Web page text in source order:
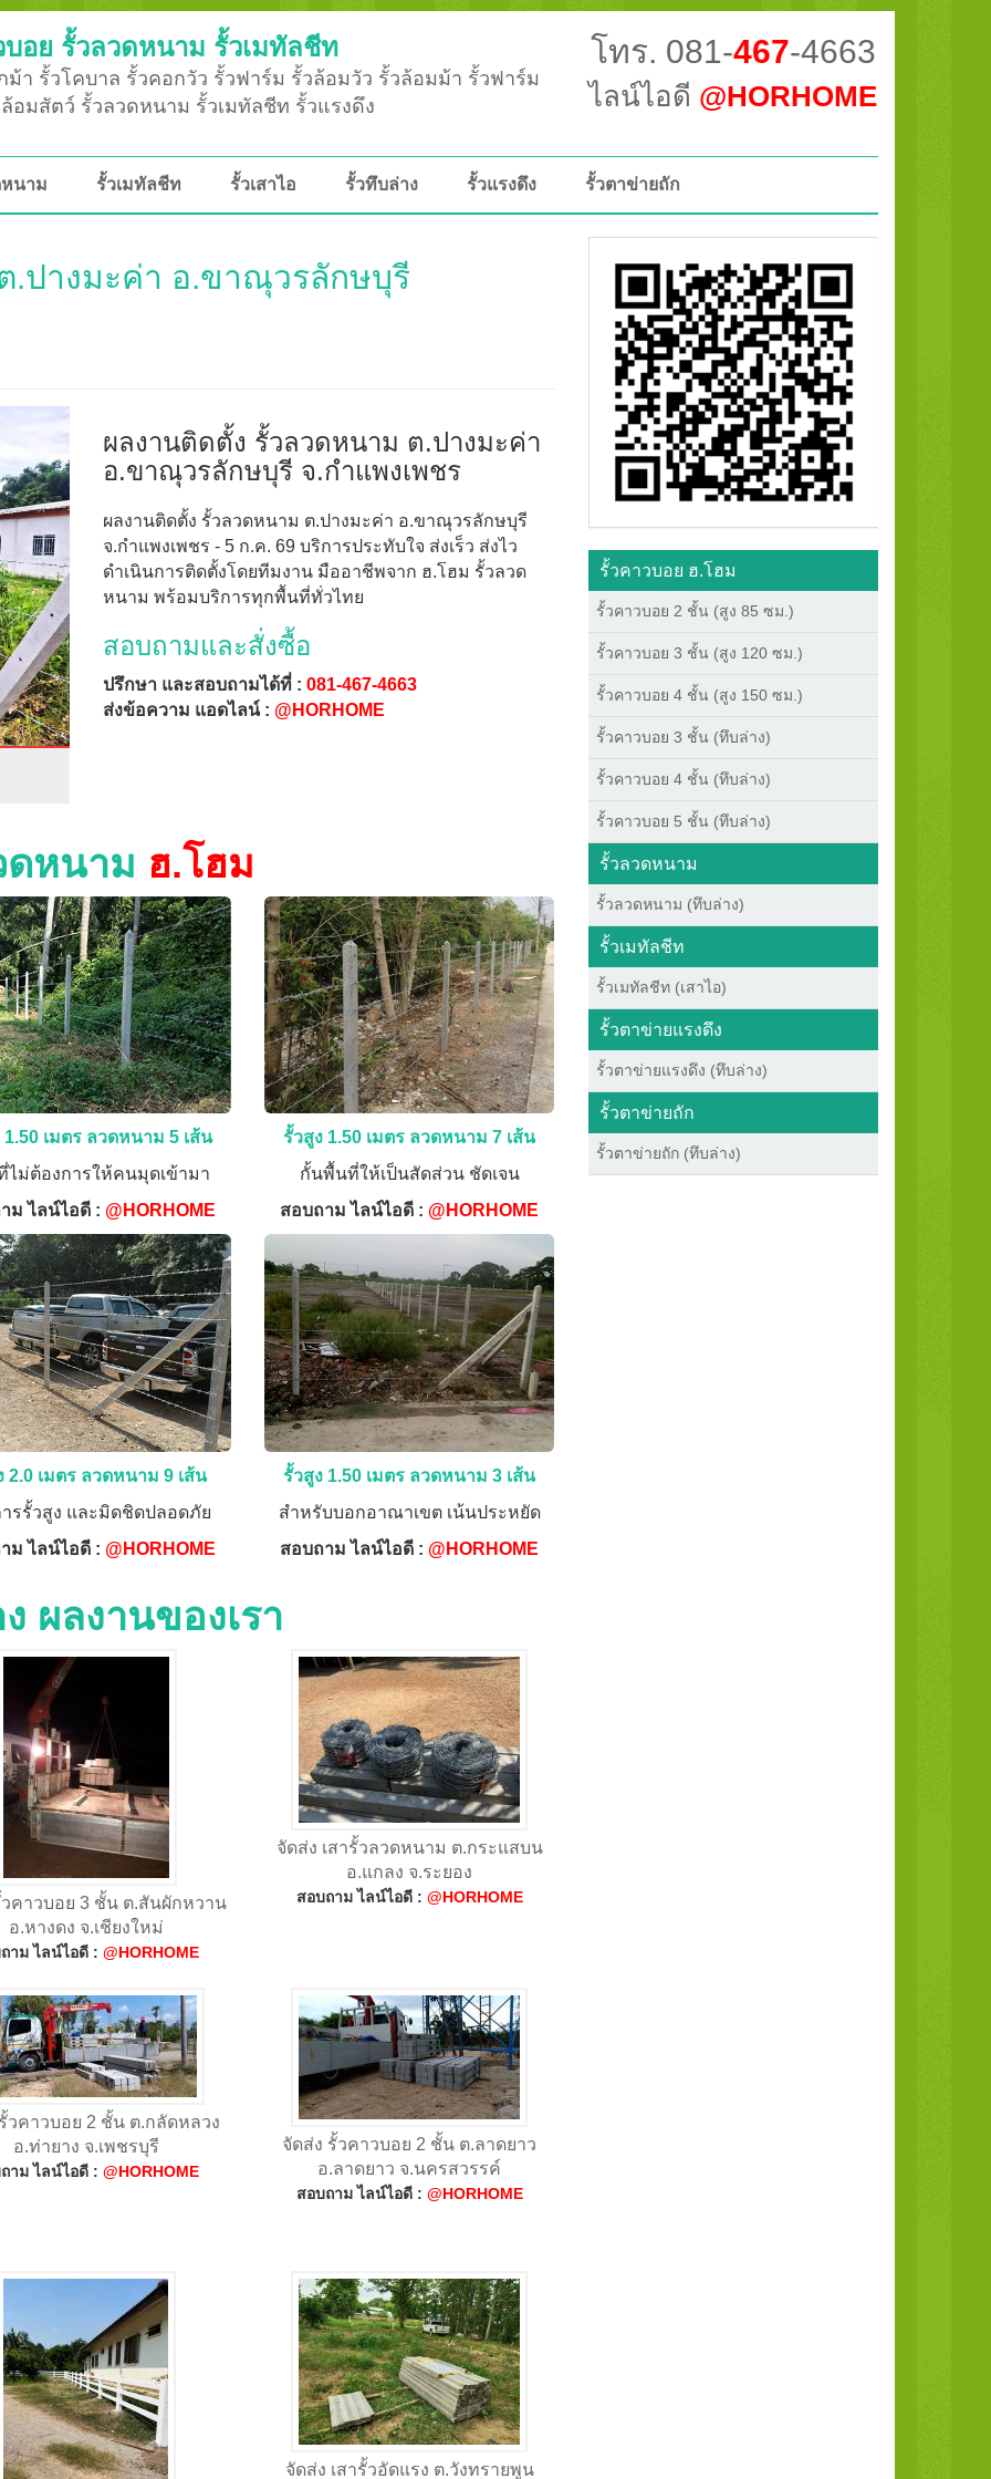
อย รั้วลวดหนาม รั้วเมทัลชีท
ม้า รั้วโคบาล รั้วคอกวัว รั้วฟาร์ม รั้วล้อมวัว รั้วล้อมม้า รั้วฟาร์ม
อมสัตว์ รั้วลวดหนาม รั้วเมทัลชีท รั้วแรงดึง
โทร. 081-467-4663
ไลน์ไอดี @HORHOME
นาม รั้วเมทัลชีท รั้วเสาไอ รั้วทึบล่าง รั้วแรงดึง รั้วตาข่ายถัก
.ปางมะค่า อ.ขาณุวรลักษบุรี
ผลงานติดตั้ง รั้วลวดหนาม ต.ปางมะค่า
อ.ขาณุวรลักษบุรี จ.กำแพงเพชร
ผลงานติดตั้ง รั้วลวดหนาม ต.ปางมะค่า อ.ขาณุวรลักษบุรี
จ.กำแพงเพชร - 5 ก.ค. 69 บริการประทับใจ ส่งเร็ว ส่งไว
ดำเนินการติดตั้งโดยทีมงาน มืออาชีพจาก ฮ.โฮม รั้วลวด
หนาม พร้อมบริการทุกพื้นที่ทั่วไทย
สอบถามและสั่งซื้อ
ปรึกษา และสอบถามได้ที่ : 081-467-4663
ส่งข้อความ แอดไลน์ : @HORHOME
ดหนาม ฮ.โฮม
1.50 เมตร ลวดหนาม 5 เส้น
ไม่ต้องการให้คนมุดเข้ามา
ม ไลน์ไอดี : @HORHOME
รั้วสูง 1.50 เมตร ลวดหนาม 7 เส้น
กั้นพื้นที่ให้เป็นสัดส่วน ชัดเจน
สอบถาม ไลน์ไอดี : @HORHOME
2.0 เมตร ลวดหนาม 9 เส้น
รรั้วสูง และมิดชิดปลอดภัย
ม ไลน์ไอดี : @HORHOME
รั้วสูง 1.50 เมตร ลวดหนาม 3 เส้น
สำหรับบอกอาณาเขต เน้นประหยัด
สอบถาม ไลน์ไอดี : @HORHOME
ผลงานของเรา
คาวบอย 3 ชั้น ต.สันผักหวาน
อ.หางดง จ.เชียงใหม่
าม ไลน์ไอดี :@HORHOME
จัดส่ง เสารั้วลวดหนาม ต.กระแสบน
อ.แกลง จ.ระยอง
สอบถาม ไลน์ไอดี : @HORHOME
วคาวบอย 2 ชั้น ต.กลัดหลวง
อ.ท่ายาง จ.เพชรบุรี
าม ไลน์ไอดี :@HORHOME
จัดส่ง รั้วคาวบอย 2 ชั้น ต.ลาดยาว
อ.ลาดยาว จ.นครสวรรค์
สอบถาม ไลน์ไอดี : @HORHOME
จัดส่ง เสารั้วอัดแรง ต.วังทรายพูน
รั้วคาวบอย ฮ.โฮม
รั้วคาวบอย 2 ชั้น (สูง 85 ซม.)
รั้วคาวบอย 3 ชั้น (สูง 120 ซม.)
รั้วคาวบอย 4 ชั้น (สูง 150 ซม.)
รั้วคาวบอย 3 ชั้น (ทึบล่าง)
รั้วคาวบอย 4 ชั้น (ทึบล่าง)
รั้วคาวบอย 5 ชั้น (ทึบล่าง)
รั้วลวดหนาม
รั้วลวดหนาม (ทึบล่าง)
รั้วเมทัลชีท
รั้วเมทัลชีท (เสาไอ)
รั้วตาข่ายแรงดึง
รั้วตาข่ายแรงดึง (ทึบล่าง)
รั้วตาข่ายถัก
รั้วตาข่ายถัก (ทึบล่าง)